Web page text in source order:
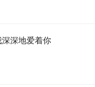
深深地爱着你